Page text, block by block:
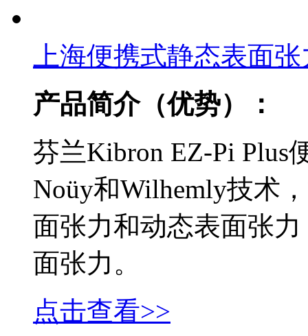
上海便携式静态表面
产品简介（优势）：
芬兰Kibron EZ-Pi Plus
Noüy和Wilhemly技术
面张力和动态表面张
面张力。
点击查看>>